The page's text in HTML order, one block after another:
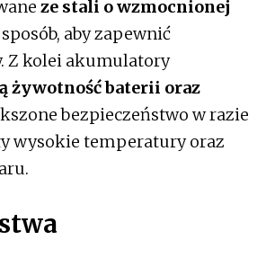
ze stali o wzmocnionej
aby zapewnić
Z kolei akumulatory
żywotność baterii oraz
bezpieczeństwo w razie
wysokie temperatury oraz